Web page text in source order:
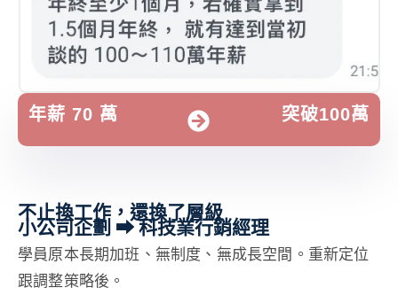
年薪 70 萬 突破100萬
不止換工作，還換了層級
小公司企劃 ⮕ 科技業行銷經理
學員原本長期加班、無制度、無成長空間。重新定位
跟調整策略後。